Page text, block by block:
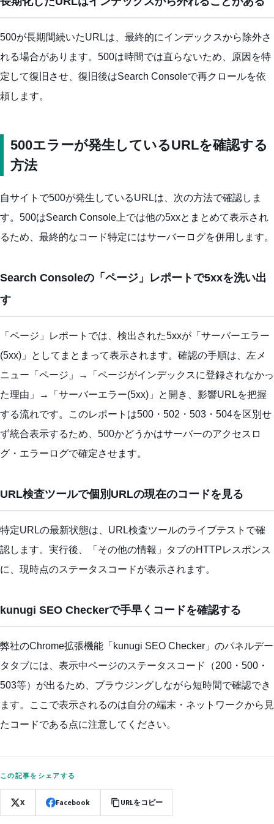
500が長期間続いたURLは、最終的にインデックスから除外さ
れる場合があります。500は時間では直らないため、原因を特
定して復旧させ、復旧後はSearch Consoleで再クロールを依
頼します。
500エラーが発生しているURLを確認する
方法
自サイトで500が発生しているURLは、次の方法で確認しま
す。500はSearch Console上では他の5xxとまとめて表示され
るため、最終的なコード特定にはサーバーログを併用します。
Search Consoleの「ページ」レポートで5xxを洗い出
す
「ページ」レポートでは、検出された5xxが「サーバーエラー
(5xx)」としてまとまって表示されます。確認の手順は、左メ
ニュー「ページ」→「ページがインデックスに登録されなかっ
た理由」→「サーバーエラー(5xx)」と開き、影響URLを把握
する流れです。このレポートは500・502・503・504を区別せ
ず統合表示するため、500かどうかはサーバーのアクセスロ
グ・エラーログで確定させます。
URL検査ツールで個別URLの現在のコードを見る
特定URLの最新状態は、URL検査ツールのライブテストで確
認します。実行後、「その他の情報」タブのHTTPレスポンス
に、現時点のステータスコードが表示されます。
kunugi SEO Checkerで手早くコードを確認する
弊社のChrome拡張機能「kunugi SEO Checker」のパネルデー
タタブには、表示中ページのステータスコード（200・500・
503等）が出るため、ブラウジングしながら短時間で確認でき
ます。ここで表示されるのは自分の端末・ネットワークから見
たコードである点に注意してください。
この記事をシェアする
X Facebook URLをコピー